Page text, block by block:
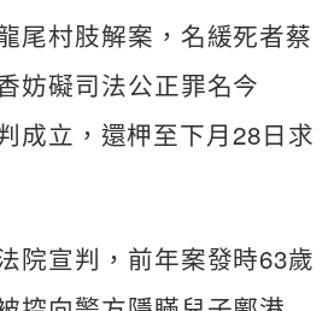
尾村肢解案，名緩死者蔡
妨礙司法公正罪名今
成立，還柙至下月28日求
院宣判，前年案發時63歲